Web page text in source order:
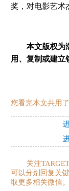
奖，对电影艺术
本文版权为瀚
用、复制或建立
您看完本文共用了
关注TARGET
可以分别回复关
取更多相关微信。